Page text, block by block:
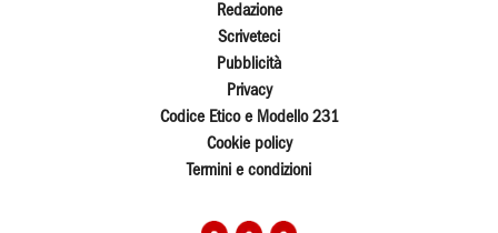
Redazione
Scriveteci
Pubblicità
Privacy
Codice Etico e Modello 231
Cookie policy
Termini e condizioni